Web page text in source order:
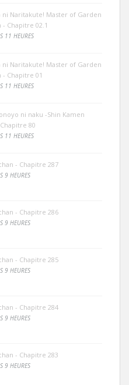
ni Naritakute! Master of Garden
Chapitre 02.1
11 HEURES
ni Naritakute! Master of Garden
- Chapitre 01
11 HEURES
ni naku -Shin Kamen
80
11 HEURES
- Chapitre 287
9 HEURES
- Chapitre 286
9 HEURES
- Chapitre 285
9 HEURES
- Chapitre 284
9 HEURES
- Chapitre 283
9 HEURES